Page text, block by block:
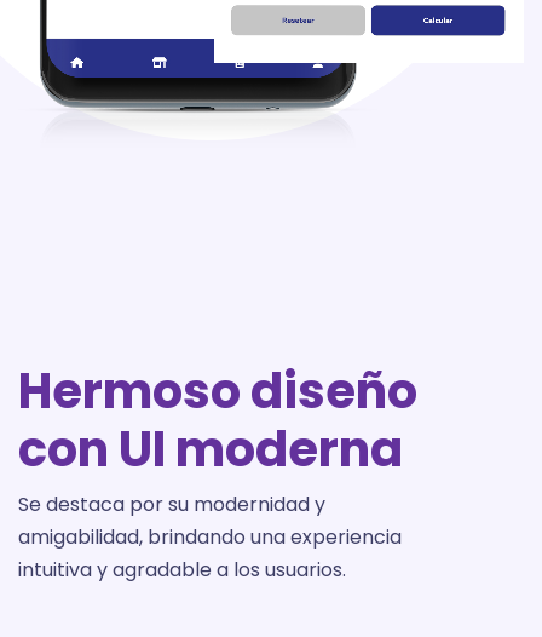
Hermoso diseño
con UI moderna
Se destaca por su modernidad y
amigabilidad, brindando una experiencia
intuitiva y agradable a los usuarios.